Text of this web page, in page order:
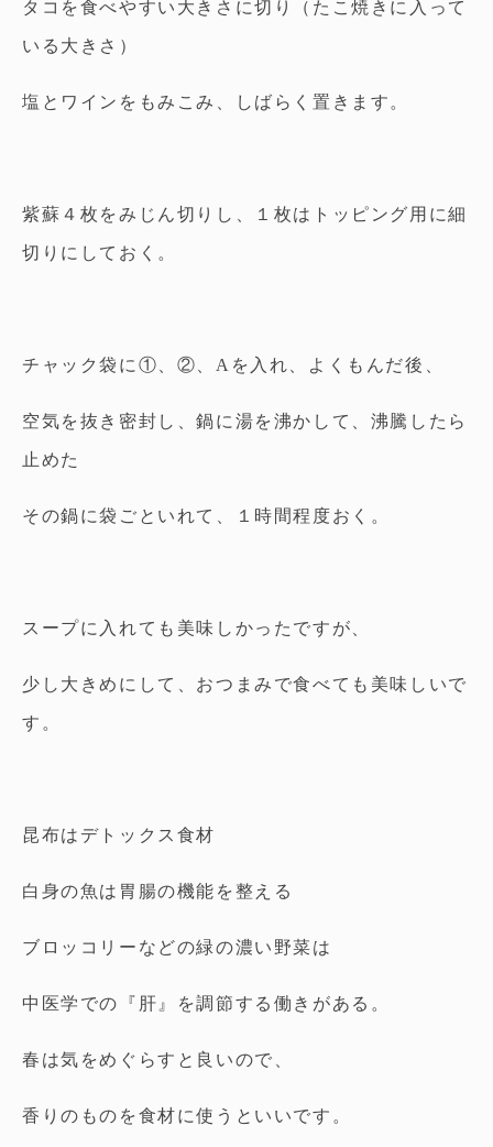
タコを食べやすい大きさに切り（たこ焼きに入って
いる大きさ）
塩とワインをもみこみ、しばらく置きます。
紫蘇４枚をみじん切りし、１枚はトッピング用に細
切りにしておく。
チャック袋に①、②、Aを入れ、よくもんだ後、
空気を抜き密封し、鍋に湯を沸かして、沸騰したら
止めた
その鍋に袋ごといれて、１時間程度おく。
スープに入れても美味しかったですが、
少し大きめにして、おつまみで食べても美味しいで
す。
昆布はデトックス食材
白身の魚は胃腸の機能を整える
ブロッコリーなどの緑の濃い野菜は
中医学での『肝』を調節する働きがある。
春は気をめぐらすと良いので、
香りのものを食材に使うといいです。